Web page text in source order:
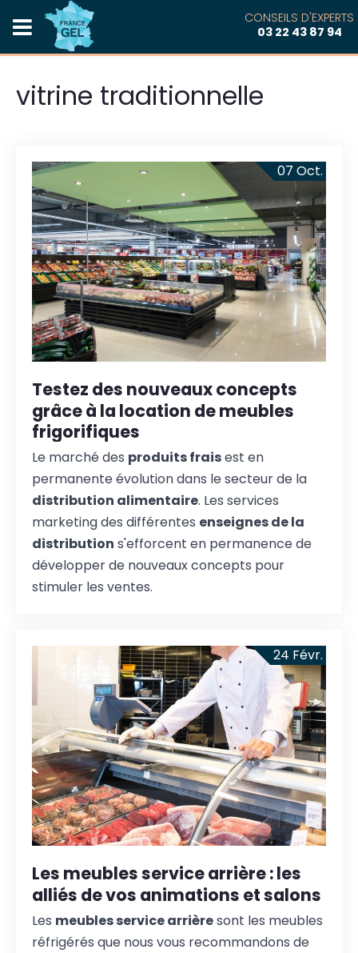
CONSEILS D'EXPERTS
03 22 43 87 94
vitrine traditionnelle
07 Oct.
Testez des nouveaux concepts
grâce à la location de meubles
frigorifiques
Le marché des produits fraisest en
permanente évolution dans le secteur de la
distribution alimentaire. Les services
marketing des différentes enseignes de la
distribution s'efforcent en permanence de
développer de nouveaux concepts pour
stimuler les ventes.
24 Févr.
Les meubles service arrière : les
alliés de vos animations et salons
Les meubles service arrièresont les meubles
réfrigérés que nous vous recommandons de